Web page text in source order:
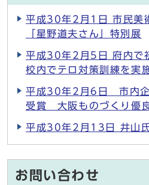
平成30年2月1日 市民美
「星野道夫さん」特別展
平成30年2月5日 府内で
校内でテロ対策訓練を実
平成30年2月6日 市内企
受賞 大阪ものづくり優
平成30年2月13日 井山
お問い合わせ